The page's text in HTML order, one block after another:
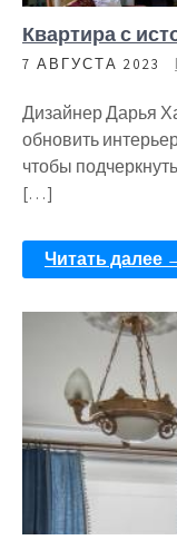
Квартира с
7 АВГУСТА 2023
Дизайнер Дарья
обновить
чтобы
[…]
Читать далее